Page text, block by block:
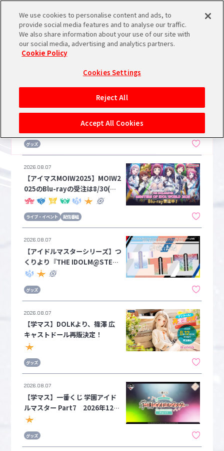
スケジュール 検索
バンダイナムコIDで
アイドルマスター ポータルへの登録について
シリアルコード・
あいことば
活動履歴
閲覧履歴・購入履歴 Pレポ
チェックイン お気に入り
マイスケジュール
マイデスク設定変更 バンダイナムコID Link設定
Gakuen
注中！受注締め切りは9/13(日)ま
グッズ
【アイマスMOIW2025】MOIW2
025のBlu-rayの受注は8/30(日)
まで！描きマスMOIW2025やオ
ライブ・イベント 配信番組
2026.08.07
【アイドルマスターシリーズ】つ
くりより『THE IDOLM@STER
20th Anniversary MORE RE@
FESTIVAL 2026』協賛商品一般
流通販売予約開始！
グッズ
2026.08.07
【学マス】DOLKより、篠澤 広
キャストドール再販決定！
グッズ
2026.08.07
【学マス】一番くじ 学園アイド
ルマスター Part7 2026年12月
12日(土)発売予定！
グッズ
2026.08.07
We use cookies to personalise content and ads, to
provide social media features and to analyse our traffic.
We also share information about your use of our site with
our social media, advertising and analytics partners.
Cookie Policy
Cookies Settings
Reject All
Accept All Cookies